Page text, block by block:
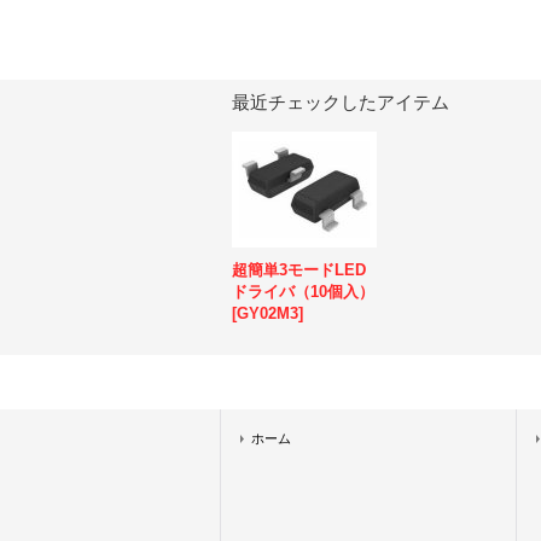
最近チェックしたアイテム
超簡単3モードLED
ドライバ（10個入）
[GY02M3]
ホーム